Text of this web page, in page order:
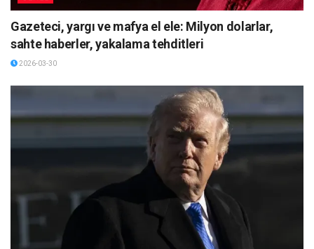
Gazeteci, yargı ve mafya el ele: Milyon dolarlar,
sahte haberler, yakalama tehditleri
2026-03-30